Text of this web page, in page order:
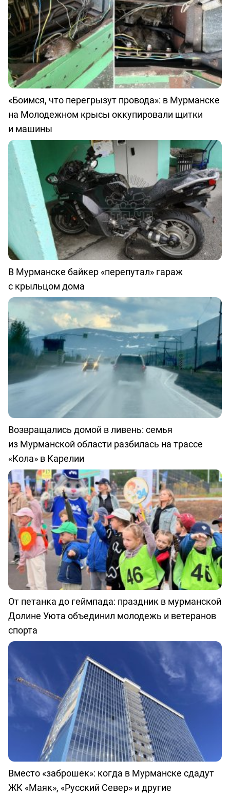
«Боимся, что перегрызут провода»: в Мурманске
на Молодежном крысы оккупировали щитки
и машины
В Мурманске байкер «перепутал» гараж
с крыльцом дома
Возвращались домой в ливень: семья
из Мурманской области разбилась на трассе
«Кола» в Карелии
От петанка до геймпада: праздник в мурманской
Долине Уюта объединил молодежь и ветеранов
спорта
Вместо «заброшек»: когда в Мурманске сдадут
ЖК «Маяк», «Русский Север» и другие